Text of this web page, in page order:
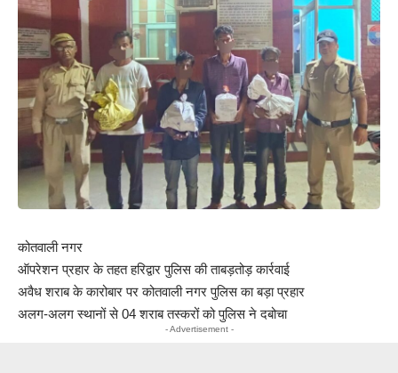
कोतवाली नगर
ऑपरेशन प्रहार के तहत हरिद्वार पुलिस की ताबड़तोड़ कार्रवाई
अवैध शराब के कारोबार पर कोतवाली नगर पुलिस का बड़ा प्रहार
अलग-अलग स्थानों से 04 शराब तस्करों को पुलिस ने दबोचा
- Advertisement -